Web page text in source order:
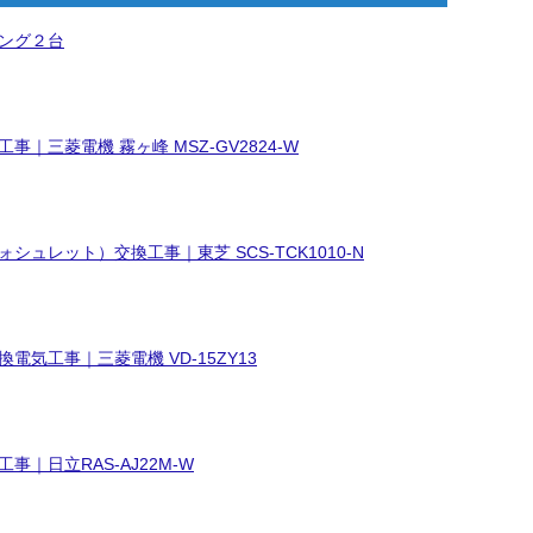
グ２台
事｜三菱電機 霧ヶ峰 MSZ-GV2824-W
シュレット）交換工事｜東芝 SCS-TCK1010-N
電気工事｜三菱電機 VD-15ZY13
事｜日立RAS-AJ22M-W